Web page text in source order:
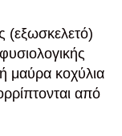
(εξωσκελετό)
μαύρα κοχύλια
από